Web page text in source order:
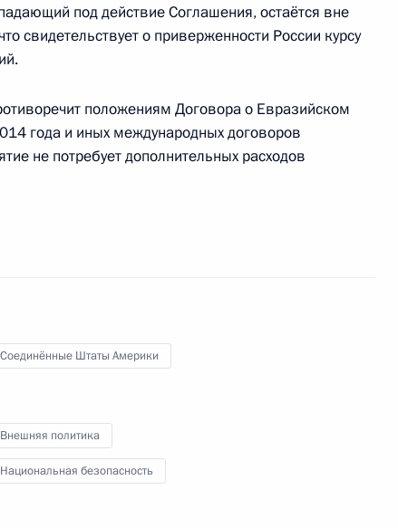
с принятием совместного
США Бараком Обамой
под действие Соглашения, остаётся вне
свидетельствует о приверженности России курсу
положениям Договора о Евразийском
года и иных международных договоров
не потребует дополнительных расходов
Соединённые Штаты Америки
Внешняя политика
Национальная безопасность